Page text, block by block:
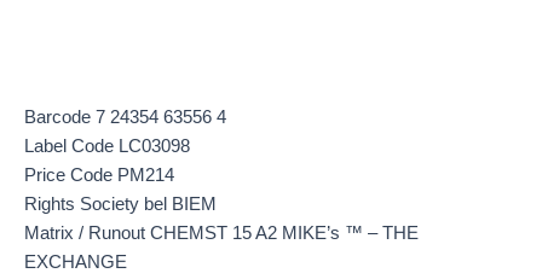
Barcode 7 24354 63556 4
Label Code LC03098
Price Code PM214
Rights Society bel BIEM
Matrix / Runout CHEMST 15 A2 MIKE’s ™ – THE
EXCHANGE